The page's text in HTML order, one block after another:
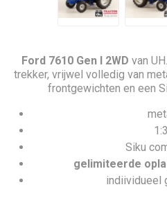
Ford 7610 Gen I 2WD van
trekker, vrijwel volledig van
frontgewichten en een
Siku
gelimiteerde
indiividueel